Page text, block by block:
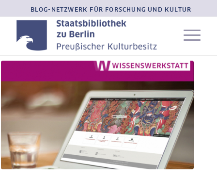
BLOG-NETZWERK FÜR FORSCHUNG UND KULTUR